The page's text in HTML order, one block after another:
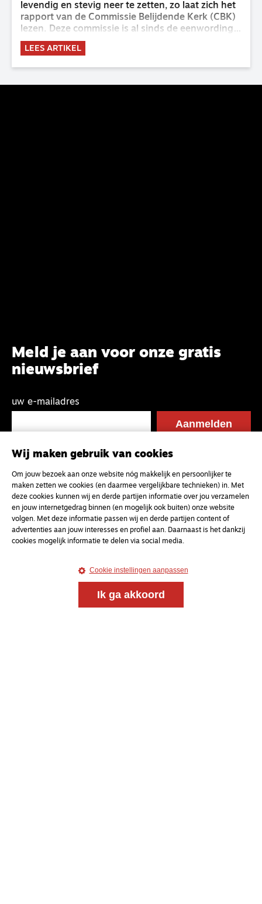
levendig en stevig neer te zetten, zo laat zich het
rapport van de Commissie Belijdende Kerk (CBK)
lezen. Deze commissie is al sinds de eenwording
van de GKv en NGK actief en kreeg van de
synode van Deventer in 2023 de opdracht om
belijdenis en bij te dragen aan de verlevendiging
LEES ARTIKEL
Meld je aan voor onze gratis
nieuwsbrief
uw e-mailadres
Wij maken gebruik van cookies
Om jouw bezoek aan onze website nóg makkelijk en persoonlijker te
maken zetten we cookies (en daarmee vergelijkbare technieken) in. Met
deze cookies kunnen wij en derde partijen informatie over jou verzamelen
en jouw internetgedrag binnen (en mogelijk ook buiten) onze website
volgen. Met deze informatie passen wij en derde partijen content of
advertenties aan jouw interesses en profiel aan. Daarnaast is het dankzij
cookies mogelijk informatie te delen via social media.
Cookie instellingen aanpassen
Ik ga akkoord